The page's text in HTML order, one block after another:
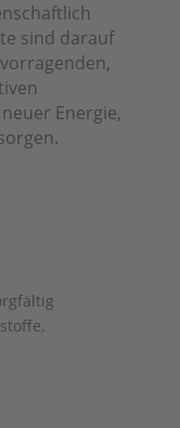
sind darauf
Energie,